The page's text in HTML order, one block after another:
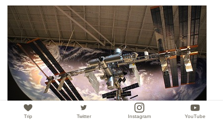
Trip Twitter Instagram YouTube